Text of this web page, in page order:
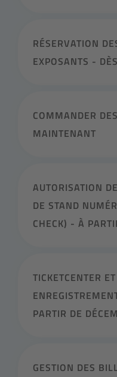
RÉSERVATION
EXPOSANTS -
COMMANDER
MAINTENANT
AUTORISATION
DE STAND
CHECK) - À
TICKETCENTER ET
PARTIR DE
GESTION DES